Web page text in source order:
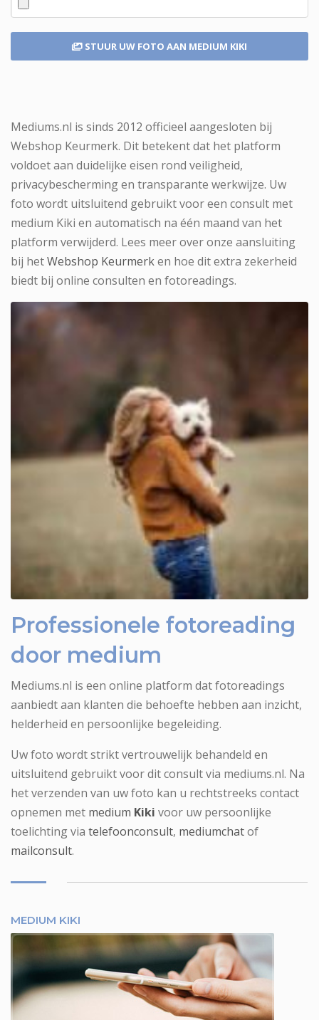
STUUR UW FOTO AAN MEDIUM KIKI
Mediums.nl is sinds 2012 officieel aangesloten bij
Webshop Keurmerk. Dit betekent dat het platform
voldoet aan duidelijke eisen rond veiligheid,
privacybescherming en transparante werkwijze. Uw
foto wordt uitsluitend gebruikt voor een consult met
medium Kiki en automatisch na één maand van het
platform verwijderd. Lees meer over onze aansluiting
bij hetWebshop Keurmerken hoe dit extra zekerheid
biedt bij online consulten en fotoreadings.
Professionele fotoreading
door medium
Mediums.nl is een online platform dat fotoreadings
aanbiedt aan klanten die behoefte hebben aan inzicht,
helderheid en persoonlijke begeleiding.
Uw foto wordt strikt vertrouwelijk behandeld en
uitsluitend gebruikt voor dit consult via mediums.nl. Na
het verzenden van uw foto kan u rechtstreeks contact
opnemen met medium Kiki voor uw persoonlijke
toelichting via telefoonconsult, mediumchatof
mailconsult.
MEDIUM KIKI